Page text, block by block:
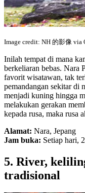
Image credit: NH 的影像 via
Inilah tempat di mana
berkeliaran bebas. Nara
favorit wisatawan, tak
pemandangan sekitar di
menjadi kuning hingga
melakukan gerakan
kepada rusa, maka rusa
Alamat: Nara, Jepang
Jam buka: Setiap hari,
5. River,
tradisional